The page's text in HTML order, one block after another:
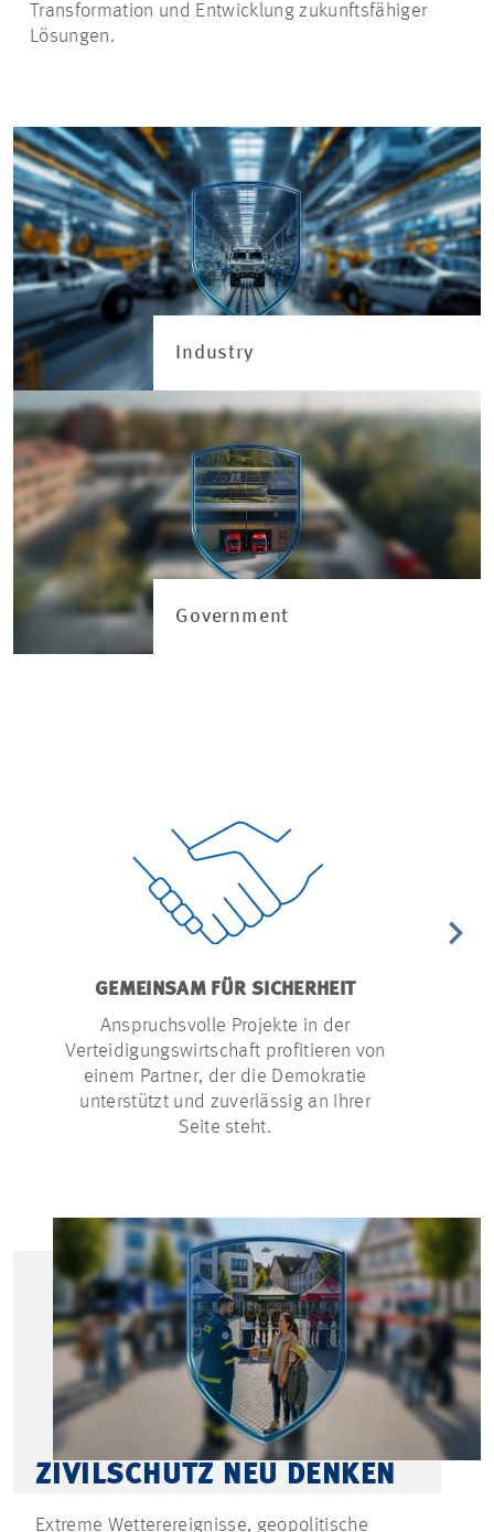
Transformation und Entwicklung zukunftsfähiger
Lösungen.
Industry
Government
GEMEINSAM FÜR SICHERHEIT
Anspruchsvolle Projekte in der
Verteidigungswirtschaft profitieren von
einem Partner, der die Demokratie
unterstützt und zuverlässig an Ihrer
Seite steht.
ZIVILSCHUTZ NEU DENKEN
Extreme Wetterereignisse, geopolitische